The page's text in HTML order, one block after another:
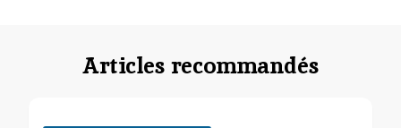
Articles recommandés